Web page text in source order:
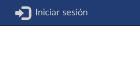
Iniciar sesión